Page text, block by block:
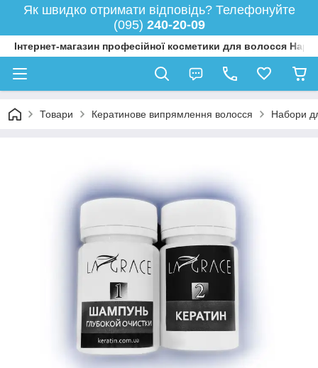
Як швидко отримати відповідь? Телефонуйте
(095) 240-20-09
Інтернет-магазин професійної косметики для волосся
Товари Кератинове випрямлення волосся Набори